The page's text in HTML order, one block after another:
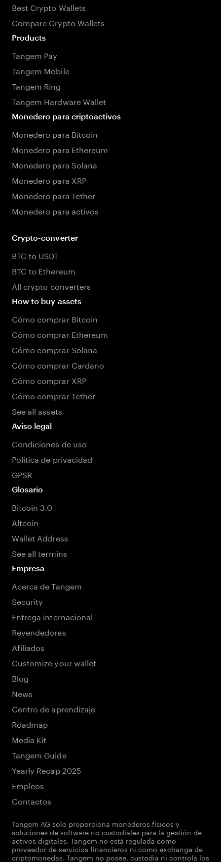
Best Crypto Wallets
Compare Crypto Wallets
Products
Tangem Pay
Tangem Mobile
Tangem Ring
Tangem Hardware Wallet
Monedero para criptoactivos
Monedero para Bitcoin
Monedero para Ethereum
Monedero para Solana
Monedero para XRP
Monedero para Tether
Monedero para activos
Crypto-converter
BTC to USDT
BTC to Ethereum
All crypto converters
How to buy assets
Cómo comprar Bitcoin
Cómo comprar Ethereum
Cómo comprar Solana
Cómo comprar Cardano
Cómo comprar XRP
Cómo comprar Tether
See all assets
Aviso legal
Condiciones de uso
Política de privacidad
GPSR
Glosario
Bitcoin 3.0
Altcoin
Wallet Address
See all termins
Empresa
Acerca de Tangem
Security
Entrega internacional
Revendedores
Afiliados
Customize your wallet
Blog
News
Centro de aprendizaje
Roadmap
Media Kit
Tangem Guide
Yearly Recap 2025
Empleos
Contactos
Tangem AG solo proporciona monederos físicos y
soluciones de software no custodiales para la gestión de
activos digitales. Tangem no está regulada como
proveedor de servicios financieros ni como exchange de
criptomonedas. Tangem no posee, custodia ni controla los